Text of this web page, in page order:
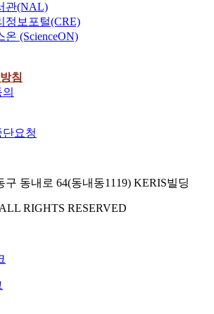
관(NAL)
정보포털(CRE)
온 (ScienceON)
침
요청
구 동내로 64(동내동1119) KERIS빌딩
RIGHTS RESERVED